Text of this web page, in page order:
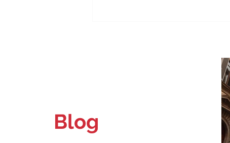
Quais são as marcas que fizeram
Blog